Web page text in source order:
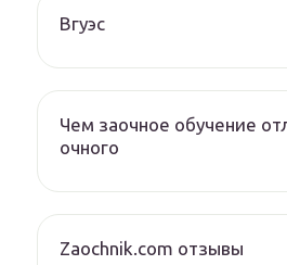
Вгуэс
Чем заочное обучение
очного
Zaochnik.com отзывы